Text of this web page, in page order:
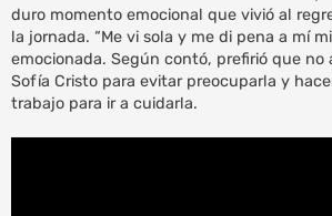
duro momento emocional que vivió al
la jornada. “Me vi sola y me di pena a mí
emocionada. Según contó, prefirió que no
Sofía Cristo para evitar preocuparla y
trabajo para ir a cuidarla.